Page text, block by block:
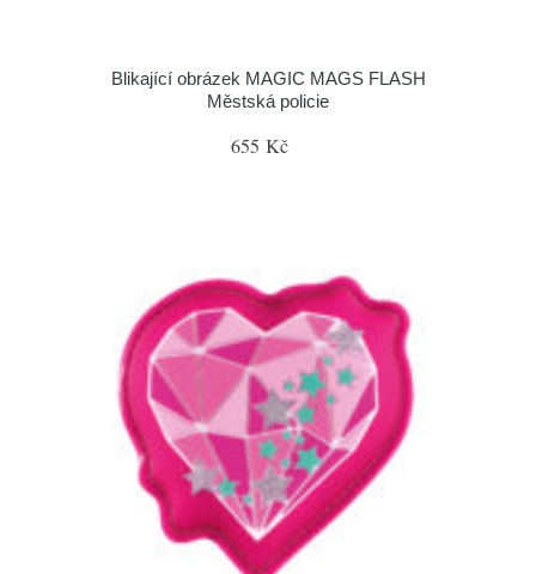
Blikající obrázek MAGIC MAGS FLASH
Městská policie
655 Kč